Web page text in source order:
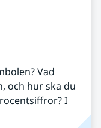
Vad
och hur ska du
I